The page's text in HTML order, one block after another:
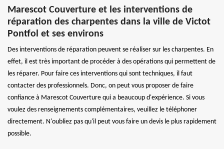
Marescot Couverture et les interventions de
réparation des charpentes dans la ville de Victot
Pontfol et ses environs
Des interventions de réparation peuvent se réaliser sur les charpentes. En
effet, il est très important de procéder à des opérations qui permettent de
les réparer. Pour faire ces interventions qui sont techniques, il faut
contacter des professionnels. Donc, on peut vous proposer de faire
confiance à Marescot Couverture qui a beaucoup d'expérience. Si vous
voulez des renseignements complémentaires, veuillez le téléphoner
directement. N'oubliez pas qu'il peut vous faire un devis le plus rapidement
possible.